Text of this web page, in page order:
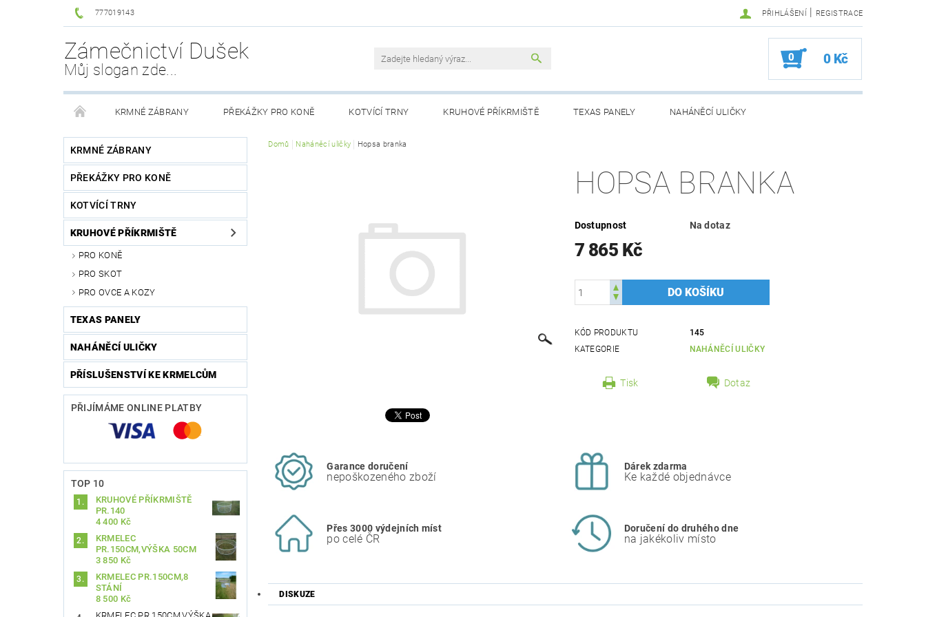
777019143 PŘIHLÁŠENÍ | REGISTRACE
Zámečnictví Dušek
Můj slogan zde...
0 0 Kč
KRMNÉ ZÁBRANY PŘEKÁŽKY PRO KONĚ KOTVÍCÍ TRNY KRUHOVÉ PŘÍKRMIŠTĚ TEXAS PANELY NAHÁNĚCÍ ULIČKY
PŘÍSLUŠENSTVÍ KE KRMELCŮM OBCHODNÍ PODMÍNKY KONTAKTY
KRMNÉ ZÁBRANY
PŘEKÁŽKY PRO KONĚ
KOTVÍCÍ TRNY
KRUHOVÉ PŘÍKRMIŠTĚ
PRO KONĚ
PRO SKOT
PRO OVCE A KOZY
TEXAS PANELY
NAHÁNĚCÍ ULIČKY
PŘÍSLUŠENSTVÍ KE KRMELCŮM
PŘIJÍMÁME ONLINE PLATBY
TOP 10
KRUHOVÉ PŘÍKRMIŠTĚ
PR.140
4 400 Kč
KRMELEC
PR.150CM,VÝŠKA 50CM
3 850 Kč
KRMELEC PR.150CM,8
STÁNÍ
8 500 Kč
Domů Naháněcí uličky Hopsa branka
HOPSA BRANKA
Dostupnost Na dotaz
7 865 Kč
KÓD PRODUKTU
145
KATEGORIE
NAHÁNĚCÍ ULIČKY
Tisk Dotaz
Garance doručení
nepoškozeného zboží
Dárek zdarma
Ke každé objednávce
Přes 3000 výdejních míst
po celé ČR
Doručení do druhého dne
na jakékoliv místo
DISKUZE